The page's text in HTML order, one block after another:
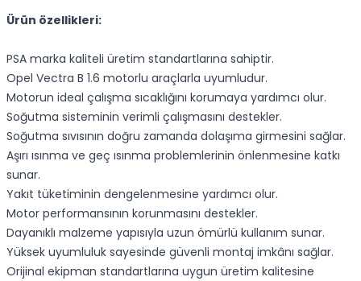
Ürün özellikleri:
PSA marka kaliteli üretim standartlarına sahiptir.
Opel Vectra B 1.6 motorlu araçlarla uyumludur.
Motorun ideal çalışma sıcaklığını korumaya yardımcı olur.
Soğutma sisteminin verimli çalışmasını destekler.
Soğutma sıvısının doğru zamanda dolaşıma girmesini sağlar.
Aşırı ısınma ve geç ısınma problemlerinin önlenmesine katkı
sunar.
Yakıt tüketiminin dengelenmesine yardımcı olur.
Motor performansının korunmasını destekler.
Dayanıklı malzeme yapısıyla uzun ömürlü kullanım sunar.
Yüksek uyumluluk sayesinde güvenli montaj imkânı sağlar.
Orijinal ekipman standartlarına uygun üretim kalitesine